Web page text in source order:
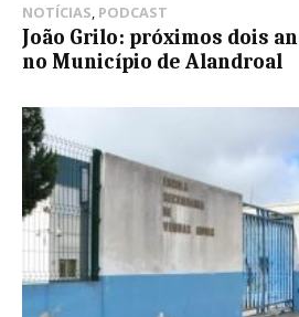
NOTÍCIAS, PODCAST
João Grilo: próximos dois
no Município de Alandroal